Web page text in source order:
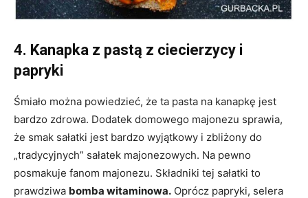
4. Kanapka z pastą z ciecierzycy i
papryki
Śmiało można powiedzieć, że ta pasta na kanapkę jest
bardzo zdrowa. Dodatek domowego majonezu sprawia,
że smak sałatki jest bardzo wyjątkowy i zbliżony do
„tradycyjnych” sałatek majonezowych. Na pewno
posmakuje fanom majonezu. Składniki tej sałatki to
prawdziwa bomba witaminowa. Oprócz papryki, selera